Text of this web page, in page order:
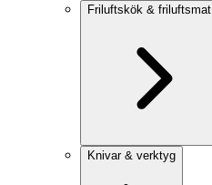
Friluftskök & friluftsmat
Knivar & verktyg